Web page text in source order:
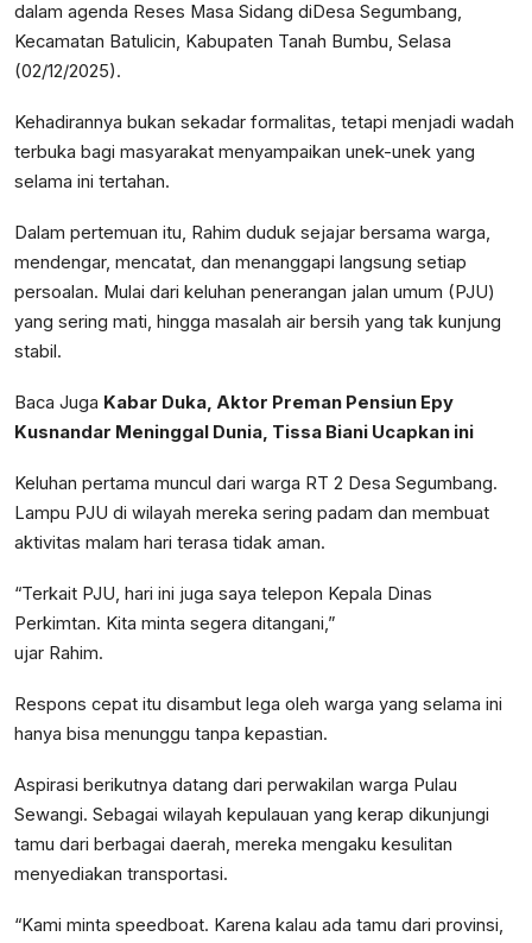
dalam agenda Reses Masa Sidang diDesa Segumbang,
Kecamatan Batulicin, Kabupaten Tanah Bumbu, Selasa
(02/12/2025).
Kehadirannya bukan sekadar formalitas, tetapi menjadi wadah
terbuka bagi masyarakat menyampaikan unek-unek yang
selama ini tertahan.
Dalam pertemuan itu, Rahim duduk sejajar bersama warga,
mendengar, mencatat, dan menanggapi langsung setiap
persoalan. Mulai dari keluhan penerangan jalan umum (PJU)
yang sering mati, hingga masalah air bersih yang tak kunjung
stabil.
Baca Juga Kabar Duka, Aktor Preman Pensiun Epy
Kusnandar Meninggal Dunia, Tissa Biani Ucapkan ini
Keluhan pertama muncul dari warga RT 2 Desa Segumbang.
Lampu PJU di wilayah mereka sering padam dan membuat
aktivitas malam hari terasa tidak aman.
“Terkait PJU, hari ini juga saya telepon Kepala Dinas
Perkimtan. Kita minta segera ditangani,”
ujar Rahim.
Respons cepat itu disambut lega oleh warga yang selama ini
hanya bisa menunggu tanpa kepastian.
Aspirasi berikutnya datang dari perwakilan warga Pulau
Sewangi. Sebagai wilayah kepulauan yang kerap dikunjungi
tamu dari berbagai daerah, mereka mengaku kesulitan
menyediakan transportasi.
“Kami minta speedboat. Karena kalau ada tamu dari provinsi,